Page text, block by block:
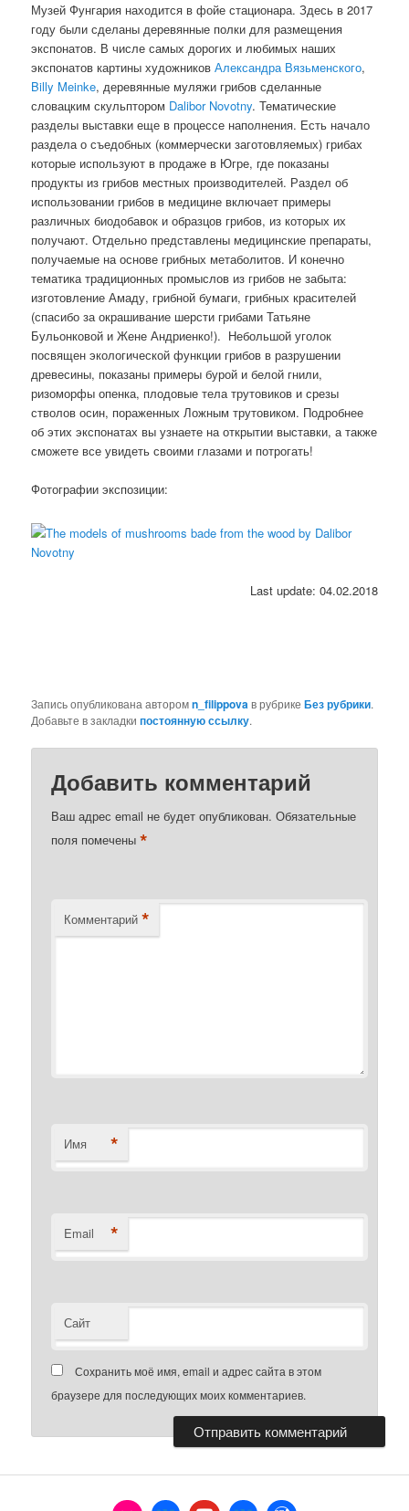
Музей Фунгария находится в фойе стационара. Здесь в 2017
году были сделаны деревянные полки для размещения
экспонатов. В числе самых дорогих и любимых наших
экспонатов картины художниковАлександра Вязьменского,
Billy Meinke, деревянные муляжи грибов сделанные
словацким скульптором Dalibor Novotny. Тематические
разделы выставки еще в процессе наполнения. Есть начало
раздела о съедобных (коммерчески заготовляемых) грибах
которые используют в продаже в Югре, где показаны
продукты из грибов местных производителей. Раздел об
использовании грибов в медицине включает примеры
различных биодобавок и образцов грибов, из которых их
получают. Отдельно представлены медицинские препараты,
получаемые на основе грибных метаболитов. И конечно
тематика традиционных промыслов из грибов не забыта:
изготовление Амаду, грибной бумаги, грибных красителей
(спасибо за окрашивание шерсти грибами Татьяне
Бульонковой и Жене Андриенко!). Небольшой уголок
посвящен экологической функции грибов в разрушении
древесины, показаны примеры бурой и белой гнили,
ризоморфы опенка, плодовые тела трутовиков и срезы
стволов осин, пораженных Ложным трутовиком. Подробнее
об этих экспонатах вы узнаете на открытии выставки, а также
сможете все увидеть своими глазами и потрогать!
Фотографии экспозиции:
Last update: 04.02.2018
Запись опубликована авторомn_filippovaв рубрикеБез рубрики.
Добавьте в закладкипостоянную ссылку.
Добавить комментарий
Ваш адрес email не будет опубликован. Обязательные
поля помечены*
Комментарий *
Имя *
Email *
Сайт
Сохранить моё имя, email и адрес сайта в этом
браузере для последующих моих комментариев.